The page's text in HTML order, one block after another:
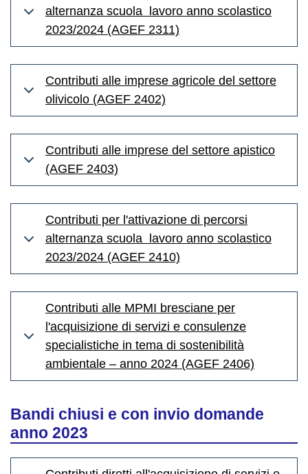
alternanza scuola lavoro anno scolastico
2023/2024 (AGEF 2311)
Contributi alle imprese agricole del settore
olivicolo (AGEF 2402)
Contributi alle imprese del settore apistico
(AGEF 2403)
Contributi per l'attivazione di percorsi
alternanza scuola lavoro anno scolastico
2023/2024 (AGEF 2410)
Contributi alle MPMI bresciane per
l'acquisizione di servizi e consulenze
specialistiche in tema di sostenibilità
ambientale – anno 2024 (AGEF 2406)
Bandi chiusi e con invio domande
anno 2023